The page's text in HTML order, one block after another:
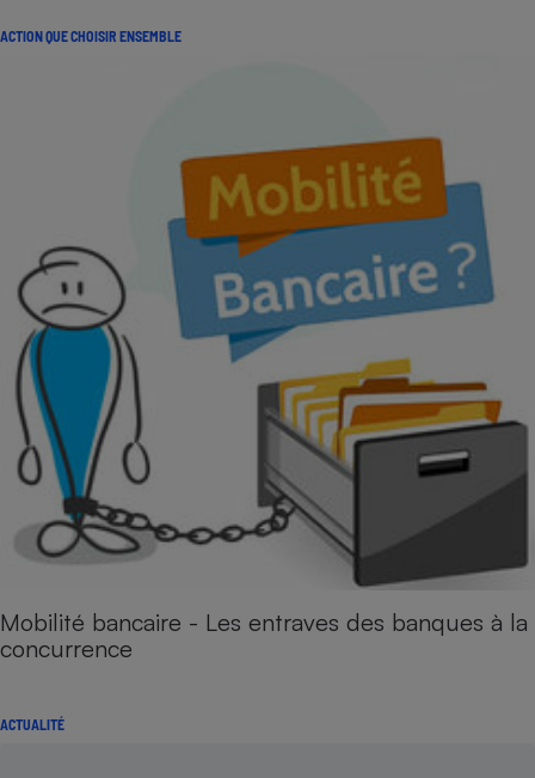
ACTION QUE CHOISIR ENSEMBLE
Mobilité bancaire - Les entraves des banques à la
concurrence
ACTUALITÉ